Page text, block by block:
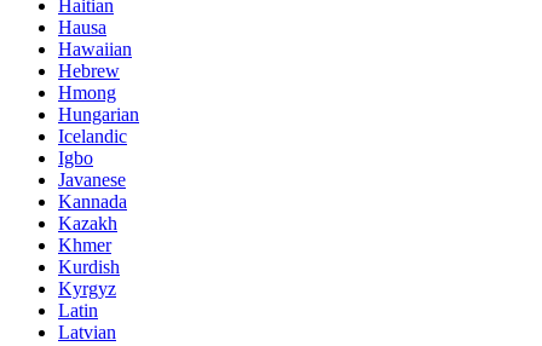
Haitian
Hausa
Hawaiian
Hebrew
Hmong
Hungarian
Icelandic
Igbo
Javanese
Kannada
Kazakh
Khmer
Kurdish
Kyrgyz
Latin
Latvian